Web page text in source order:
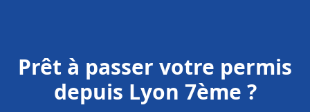
Prêt à passer votre permis
depuis Lyon 7ème ?